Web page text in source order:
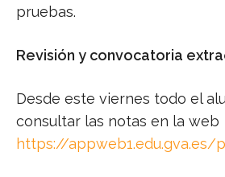
pruebas.
Revisión y convocatoria
Desde este viernes todo el
consultar las notas en la web
https://appweb1.edu.gva.es/